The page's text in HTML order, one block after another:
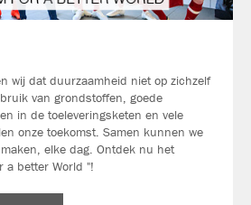
wij dat duurzaamheid niet op zichzelf
van grondstoffen, goede
in de toeleveringsketen en vele
onze toekomst. Samen kunnen we
elke dag. Ontdek nu het
a better World "!